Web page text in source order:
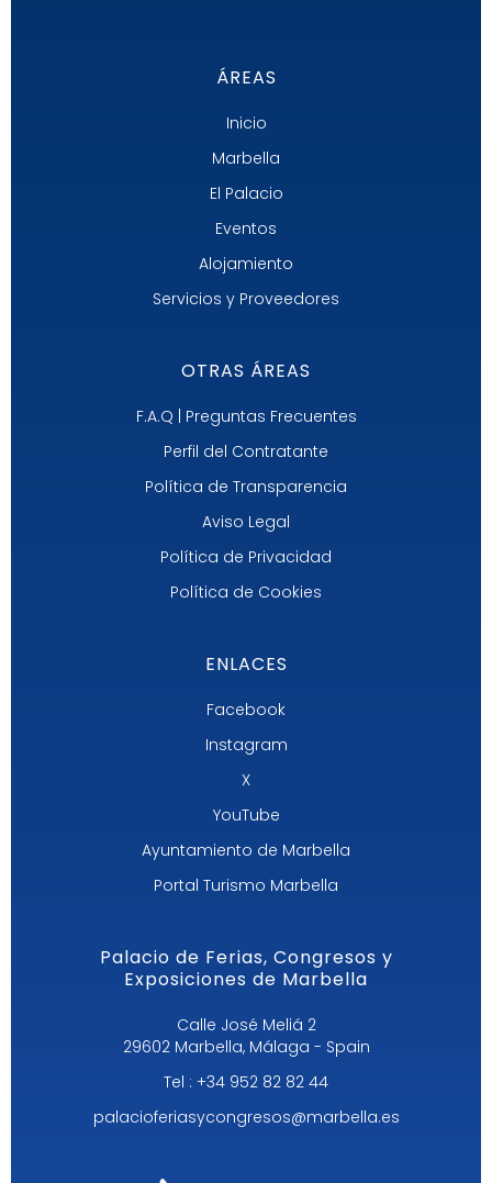
ÁREAS
Inicio
Marbella
El Palacio
Eventos
Alojamiento
Servicios y Proveedores
OTRAS ÁREAS
F.A.Q | Preguntas Frecuentes
Perfil del Contratante
Política de Transparencia
Aviso Legal
Política de Privacidad
Política de Cookies
ENLACES
Facebook
Instagram
X
YouTube
Ayuntamiento de Marbella
Portal Turismo Marbella
Palacio de Ferias, Congresos y
Exposiciones de Marbella
Calle José Meliá 2
29602 Marbella, Málaga - Spain
Tel : +34 952 82 82 44
palacioferiasycongresos@marbella.es